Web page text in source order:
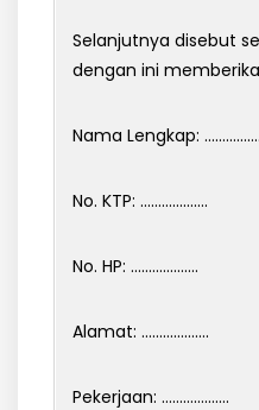
Selanjutnya disebut
dengan ini
Nama Lengkap:
No. KTP: ……………….
No. HP: ……………….
Alamat: ……………….
Pekerjaan: ……………….